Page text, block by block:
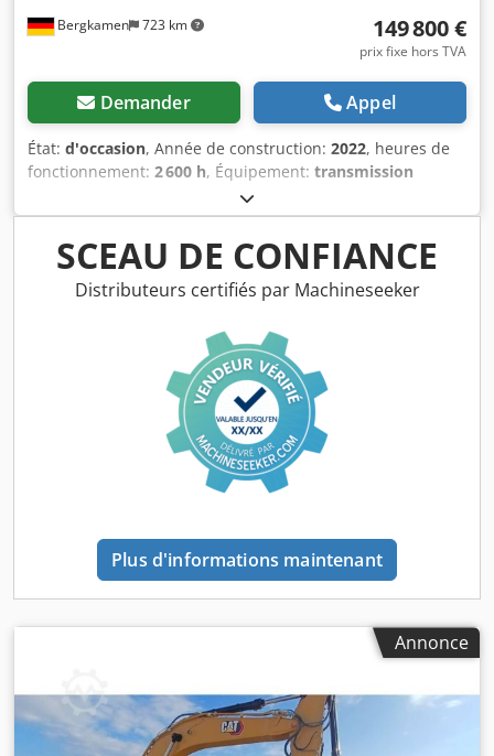
Bergkamen 723 km 149 800 €
prix fixe hors TVA
Demander Appel
État: d'occasion, Année de construction: 2022, heures de
fonctionnement: 2 600 h, Équipement: transmission
, Caterpillar M318 Moteur : Cat C4.4 – Puissance
(ISO 14396) : 129 kW / env. 176 ch – Cylindrée : 4,4 l –
Cylindres : 4 – Émissions : norme EU Stage V Performances
routières Vitesse maximale : jusqu'à env. 35 km/h
Chodpfozqx Rtjx Aiija * Transmission : entraînement
oscillant Réservoir & hydraulique Réservoir diesel : env.
350 litres * Système hydraulique : hydraulique load-
sensing avec plusieurs circuits supplémentaires pour
accessoires Climatisation Seulement 2 600 heures de
fonctionnement et en très bon état
SCEAU DE CONFIANCE
Distributeurs certifiés par Machineseeker
Plus d'informations maintenant
Annonce